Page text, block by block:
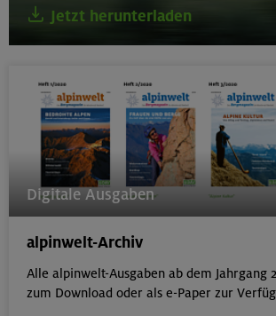
Jetzt herunterladen
Digitale Ausgaben
alpinwelt-Archiv
Alle alpinwelt-Ausgaben ab dem Jahrgang
zum Download oder als e-Paper zur